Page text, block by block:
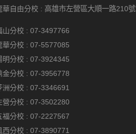
華自由分校 : 高雄市左營區大順一路210號
山分校 : 07-3497766
華分校 : 07-5577085
明分校 : 07-3924345
金分校 : 07-3956778
洲分校 : 07-3346691
營分校 : 07-3502280
福分校 : 07-2227567
西分校 : 07-3890771